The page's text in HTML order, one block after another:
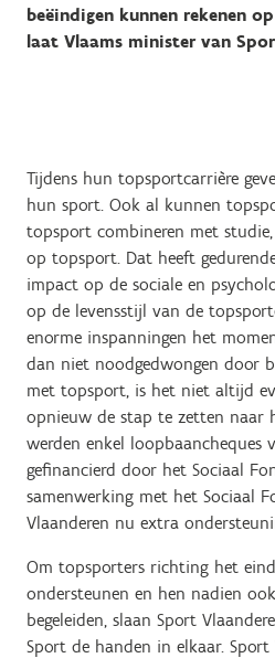
beëindigen kunnen rekenen
laat Vlaams minister van
Tijdens hun topsportcarrière
hun sport. Ook al kunnen
topsport combineren met
op topsport. Dat heeft
impact op de sociale en
op de levensstijl van de
enorme inspanningen het
dan niet noodgedwongen door
met topsport, is het niet altijd
opnieuw de stap te zetten naar
werden enkel loopbaancheques
gefinancierd door het Sociaal
samenwerking met het Sociaal
Vlaanderen nu extra
Om topsporters richting het
ondersteunen en hen nadien
begeleiden, slaan Sport
Sport de handen in elkaar.